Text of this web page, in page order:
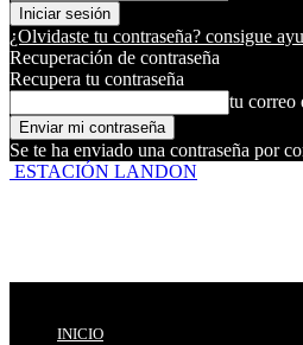
¿Olvidaste tu contraseña? consigue
Recuperación de contraseña
Recupera tu contraseña
tu correo
Se te ha enviado una contraseña por
ESTACIÓN LANDON
INICIO